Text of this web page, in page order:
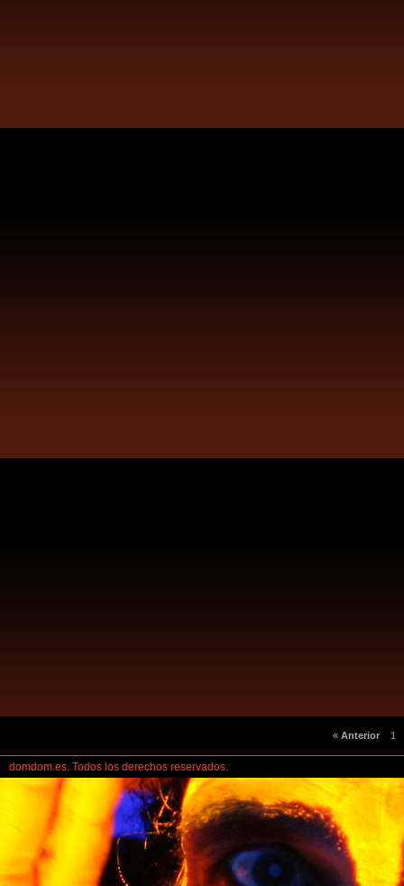
« Anterior 1
domdom.es. Todos los derechos reservados.